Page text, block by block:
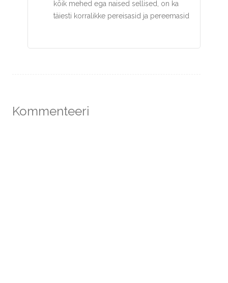
kõik mehed ega naised sellised, on ka
täiesti korralikke pereisasid ja pereemasid
Kommenteeri